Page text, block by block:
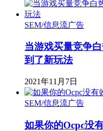
SEM/信息流广告
当游戏买量竞争
到了新玩法
2021年11月7日
SEM/信息流广告
如果你的Ocpc没